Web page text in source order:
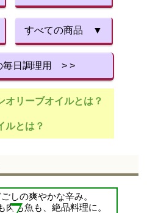
すべての商品 ▼
毎日調理用 > >
オリーブオイルとは？
ルとは？
しの爽やかな辛み。
肉も魚も、絶品料理に。